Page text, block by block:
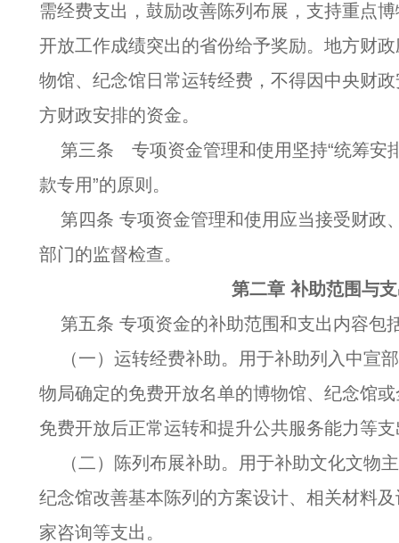
需经费支出，鼓励改善陈列布展，支持重点
开放工作成绩突出的省份给予奖励。地方财
物馆、纪念馆日常运转经费，不得因中央财
方财政安排的资金。
第三条 专项资金管理和使用坚持“统筹安
款专用”的原则。
第四条 专项资金管理和使用应当接受财政
部门的监督检查。
第二章 补助范围与
第五条 专项资金的补助范围和支出内容包
（一）运转经费补助。用于补助列入中宣
物局确定的免费开放名单的博物馆、纪念馆
免费开放后正常运转和提升公共服务能力等
（二）陈列布展补助。用于补助文化文物
纪念馆改善基本陈列的方案设计、相关材料
家咨询等支出。